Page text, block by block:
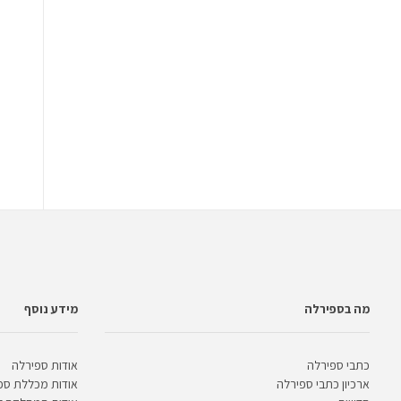
מידע נוסף
אודות ספירלה
אודות מכללת
מה בספירלה
כתבי ספירלה
ארכיון כתבי ספירלה